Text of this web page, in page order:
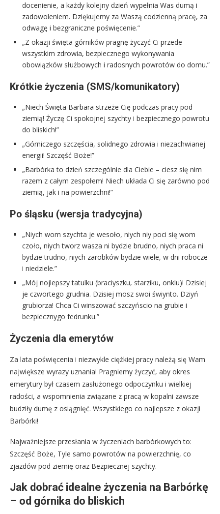
docenienie, a każdy kolejny dzień wypełnia Was dumą i
zadowoleniem. Dziękujemy za Waszą codzienną pracę, za
odwagę i bezgraniczne poświęcenie.”
„Z okazji święta górników pragnę życzyć Ci przede
wszystkim zdrowia, bezpiecznego wykonywania
obowiązków służbowych i radosnych powrotów do domu.”
Krótkie życzenia (SMS/komunikatory)
„Niech Święta Barbara strzeże Cię podczas pracy pod
ziemią! Życzę Ci spokojnej szychty i bezpiecznego powrotu
do bliskich!”
„Górniczego szczęścia, solidnego zdrowia i niezachwianej
energii! Szczęść Boże!”
„Barbórka to dzień szczególnie dla Ciebie – ciesz się nim
razem z całym zespołem! Niech układa Ci się zarówno pod
ziemią, jak i na powierzchni!”
Po śląsku (wersja tradycyjna)
„Niych wom szychta je wesoło, niych niy poci się wom
czoło, niych tworz wasza ni bydzie brudno, niych praca ni
bydzie trudno, niych zarobków bydzie wiele, w dni robocze
i niedziele.”
„Mój nojlepszy tatulku (braciyszku, starziku, onklu)! Dzisiej
je czwortego grudnia. Dzisiej mosz swoi świynto. Dziyń
grubiorza! Chca Ci winszować szczyńscio na grubie i
bezpiecznygo fedrunku.”
Życzenia dla emerytów
Za lata poświęcenia i niezwykle ciężkiej pracy należą się Wam
największe wyrazy uznania! Pragniemy życzyć, aby okres
emerytury był czasem zasłużonego odpoczynku i wielkiej
radości, a wspomnienia związane z pracą w kopalni zawsze
budziły dumę z osiągnięć. Wszystkiego co najlepsze z okazji
Barbórki!
Najważniejsze przesłania w życzeniach barbórkowych to:
Szczęść Boże, Tyle samo powrotów na powierzchnię, co
zjazdów pod ziemię oraz Bezpiecznej szychty.
Jak dobrać idealne życzenia na Barbórkę
– od górnika do bliskich